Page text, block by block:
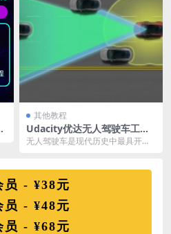
其他教程
Udacity优达无人驾驶车工程
师纳米学位课程第一 二三期视
无人驾驶车是现代历史中最具开创
员 - ¥38元
员 - ¥48元
员 - ¥68元